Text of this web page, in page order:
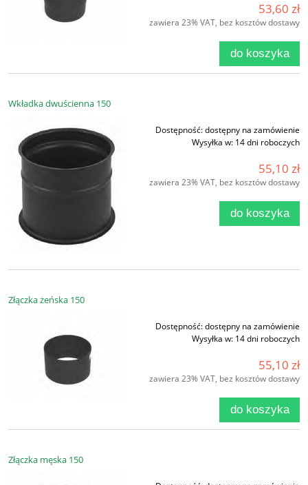
53,60 zł
zawiera 23% VAT, bez kosztów dostawy
do koszyka
Wkładka dwuścienna 150
Dostępność:dostępny na zamówienie
Wysyłka w: 14 dni roboczych
55,10 zł
zawiera 23% VAT, bez kosztów dostawy
do koszyka
Złączka żeńska 150
Dostępność:dostępny na zamówienie
Wysyłka w: 14 dni roboczych
55,10 zł
zawiera 23% VAT, bez kosztów dostawy
do koszyka
Złączka męska 150